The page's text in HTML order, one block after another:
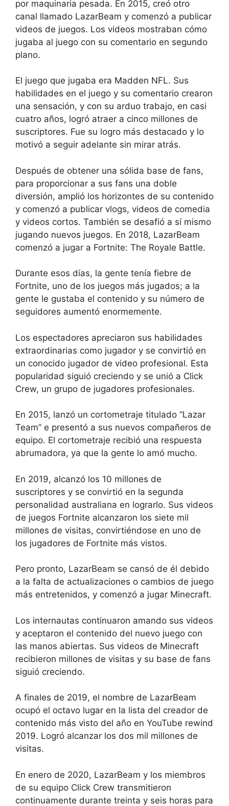
por maquinaria pesada. En 2015, creó otro
canal llamado LazarBeam y comenzó a publicar
videos de juegos. Los videos mostraban cómo
jugaba al juego con su comentario en segundo
plano.
El juego que jugaba era Madden NFL. Sus
habilidades en el juego y su comentario crearon
una sensación, y con su arduo trabajo, en casi
cuatro años, logró atraer a cinco millones de
suscriptores. Fue su logro más destacado y lo
motivó a seguir adelante sin mirar atrás.
Después de obtener una sólida base de fans,
para proporcionar a sus fans una doble
diversión, amplió los horizontes de su contenido
y comenzó a publicar vlogs, videos de comedia
y videos cortos. También se desafió a sí mismo
jugando nuevos juegos. En 2018, LazarBeam
comenzó a jugar a Fortnite: The Royale Battle.
Durante esos días, la gente tenía fiebre de
Fortnite, uno de los juegos más jugados; a la
gente le gustaba el contenido y su número de
seguidores aumentó enormemente.
Los espectadores apreciaron sus habilidades
extraordinarias como jugador y se convirtió en
un conocido jugador de video profesional. Esta
popularidad siguió creciendo y se unió a Click
Crew, un grupo de jugadores profesionales.
En 2015, lanzó un cortometraje titulado “Lazar
Team” e presentó a sus nuevos compañeros de
equipo. El cortometraje recibió una respuesta
abrumadora, ya que la gente lo amó mucho.
En 2019, alcanzó los 10 millones de
suscriptores y se convirtió en la segunda
personalidad australiana en lograrlo. Sus videos
de juegos Fortnite alcanzaron los siete mil
millones de visitas, convirtiéndose en uno de
los jugadores de Fortnite más vistos.
Pero pronto, LazarBeam se cansó de él debido
a la falta de actualizaciones o cambios de juego
más entretenidos, y comenzó a jugar Minecraft.
Los internautas continuaron amando sus videos
y aceptaron el contenido del nuevo juego con
las manos abiertas. Sus videos de Minecraft
recibieron millones de visitas y su base de fans
siguió creciendo.
A finales de 2019, el nombre de LazarBeam
ocupó el octavo lugar en la lista del creador de
contenido más visto del año en YouTube rewind
2019. Logró alcanzar los dos mil millones de
visitas.
En enero de 2020, LazarBeam y los miembros
de su equipo Click Crew transmitieron
continuamente durante treinta y seis horas para